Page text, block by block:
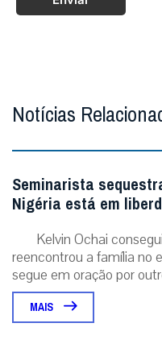
Notícias
Seminarista
Nigéria está em
Kelvin Ochai
reencontrou a família no
segue em oração por
MAIS